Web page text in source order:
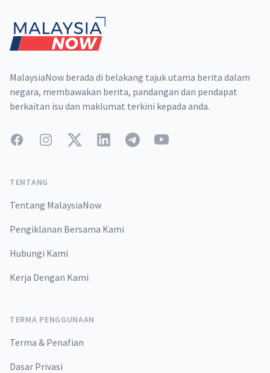
MalaysiaNow berada di belakang tajuk utama berita dalam
negara, membawakan berita, pandangan dan pendapat
berkaitan isu dan maklumat terkini kepada anda.
FacebookInstagramTwitterLinkedInTelegramYouTube
TENTANG
Tentang MalaysiaNow
Pengiklanan Bersama Kami
Hubungi Kami
Kerja Dengan Kami
TERMA PENGGUNAAN
Terma & Penafian
Dasar Privasi